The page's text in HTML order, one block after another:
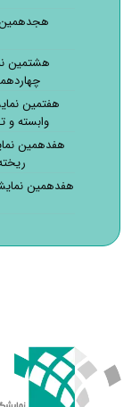
هجدهمین
هشتمین
هفتمین
وابسته و
هفدهمین
هفدهمین